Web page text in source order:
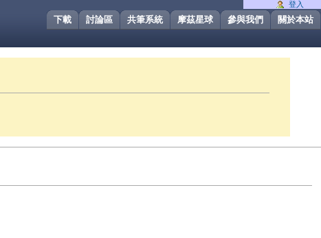
關於本站
參與我們
摩茲星球
共筆系統
討論區
下載
登入